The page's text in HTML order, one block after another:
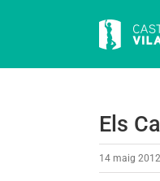
Els
14 maig 2012